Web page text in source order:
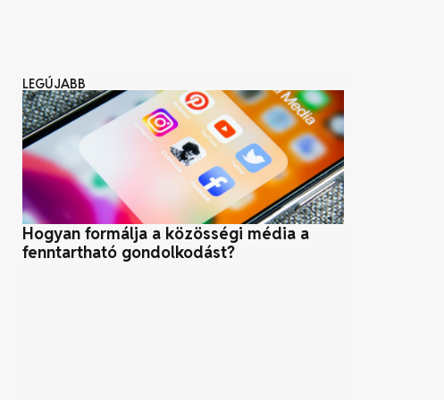
LEGÚJABB
Hogyan formálja a közösségi média a
fenntartható gondolkodást?